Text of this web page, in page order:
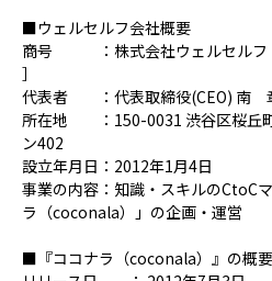
■ウェルセルフ会社概要
商号 ：株式会社ウェルセルフ
］
代表者 ：代表取締役(CEO) 南
所在地 ：150-0031 渋谷区桜丘
ン402
設立年月日：2012年1月4日
事業の内容：知識・スキルのCtoC
ラ（coconala）」の企画・運営
■『ココナラ（coconala）』の概要